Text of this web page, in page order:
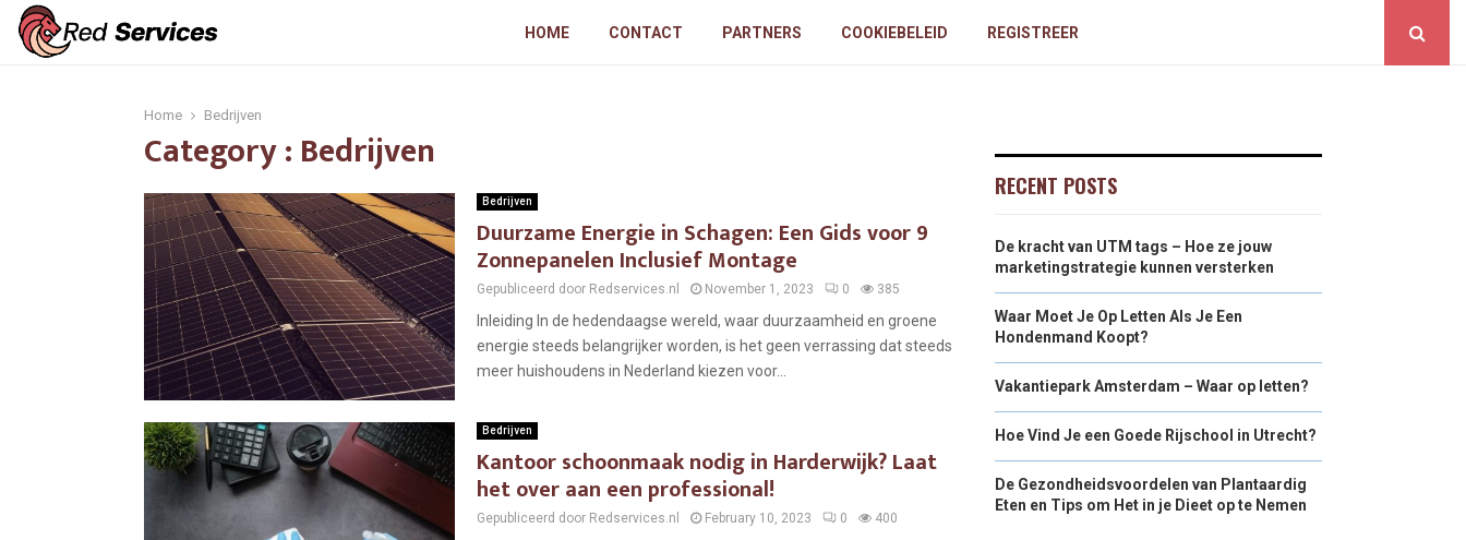
HOME CONTACT PARTNERS COOKIEBELEID REGISTREER
Home Bedrijven
Category : Bedrijven
Bedrijven
Duurzame Energie in Schagen: Een Gids voor 9
Zonnepanelen Inclusief Montage
Gepubliceerd door Redservices.nl November 1, 2023 0 385
Inleiding In de hedendaagse wereld, waar duurzaamheid en groene
energie steeds belangrijker worden, is het geen verrassing dat steeds
meer huishoudens in Nederland kiezen voor...
Bedrijven
Kantoor schoonmaak nodig in Harderwijk? Laat
het over aan een professional!
Gepubliceerd door Redservices.nl February 10, 2023 0 400
RECENT POSTS
De kracht van UTM tags – Hoe ze jouw
marketingstrategie kunnen versterken
Waar Moet Je Op Letten Als Je Een
Hondenmand Koopt?
Vakantiepark Amsterdam – Waar op letten?
Hoe Vind Je een Goede Rijschool in Utrecht?
De Gezondheidsvoordelen van Plantaardig
Eten en Tips om Het in je Dieet op te Nemen